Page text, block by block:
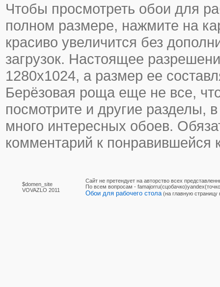
Чтобы просмотреть обои для
полном размере, нажмите на
красиво увеличится без
загрузок. Настоящее
1280х1024, а размер ее
Берёзовая роща еще не все,
посмотрите и другие разделы,
много интересных обоев.
комментарий к понравившейся
$domen_site
VOVAZLO 2011
Сайт не претендует на авторство всех
По вcем вопросам -
Обои для рабочего стола (на главную страницу